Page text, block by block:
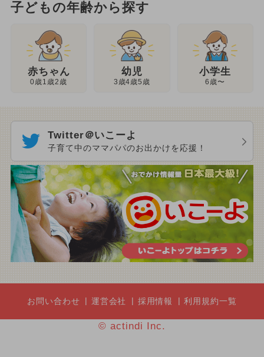
子どもの年齢から探す
赤ちゃん
0歳1歳2歳
幼児
3歳4歳5歳
小学生
6歳〜
Twitter＠いこーよ
子育て中のママパパのお出かけを応援！
お問い合わせ 運営会社 採用情報 利用規約一覧
© actindi Inc.